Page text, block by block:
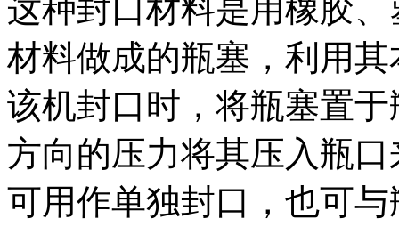
这种封口材料是用橡胶
材料做成的瓶塞，利用
该机封口时，将瓶塞置
方向的压力将其压入瓶
可用作单独封口，也可